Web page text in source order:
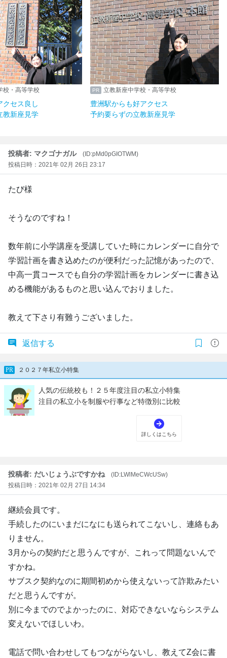
校・高等学校
クセス良し
教新座見学
立教新座中学校・高等学校
豊洲駅からも好アクセス
予約要らずの立教新座見学
投稿者: マクゴナガル
(ID:pMd0pGIOTWM)
投稿日時：2021年 02月 26日 23:17
たび様
そうなのですね！
数年前に小学講座を受講していた時にカレンダーに自分で
学習計画を書き込めたのが便利だった記憶があったので、
中高一貫コースでも自分の学習計画をカレンダーに書き込
める機能があるものと思い込んでおりました。
教えて下さり有難うございました。
返信する
投稿者: だいじょうぶですかね
(ID:LWlMeCWcUSw)
投稿日時：2021年 02月 27日 14:34
継続会員です。
手続したのにいまだになにも送られてこないし、連絡もあ
りません。
3月からの契約だと思うんですが、これって問題ないんで
すかね。
サブスク契約なのに期間初めから使えないって詐欺みたい
だと思うんですが。
別に今までのでよかったのに、対応できないならシステム
変えないでほしいわ。
電話で問い合わせしてもつながらないし、教えてZ会に書